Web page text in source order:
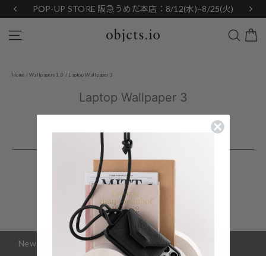
content
POP-UP STORE 阪急うめだ本店：8/12(水)~8/25(火)
Search
Home / Wallpapers 1.0 / Laptop Wallpaper 3
Laptop Wallpaper 3
Back to Wallpapers 1.0
Newsletter